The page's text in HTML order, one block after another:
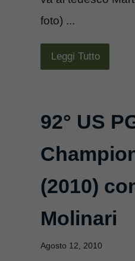
foto) ...
Leggi Tutto
92° US
(2010)
Molinari
Agosto 12, 2010